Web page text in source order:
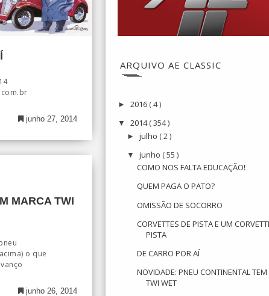
junho 27, 2014
MARCA TWI
o que
junho 26, 2014
ARQUIVO AE CLASSIC
► 2016 ( 4 )
▼ 2014( 354 )
►julho ( 2 )
▼junho ( 55 )
COMO NOS FALTA EDUCAÇÃO!
QUEM PAGA O PATO?
OMISSÃO DE SOCORRO
CORVETTES DE PISTA E UM
PISTA
DE CARRO POR AÍ
NOVIDADE: PNEU CONTINENTAL
TWI WET